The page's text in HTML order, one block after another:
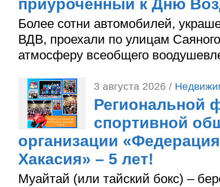
приуроченный к Дню
Более сотни автомобилей,
ВДВ, проехали по улицам
атмосферу всеобщего
3 августа 2026 /
Региональной
спортивной
организации
Хакасия» – 5 лет!
Муайтай (или тайский бокс) –